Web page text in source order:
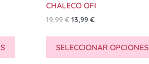
CHALECO OFI
19,99€ 13,99 €
SELECCIONAR OPCIONES